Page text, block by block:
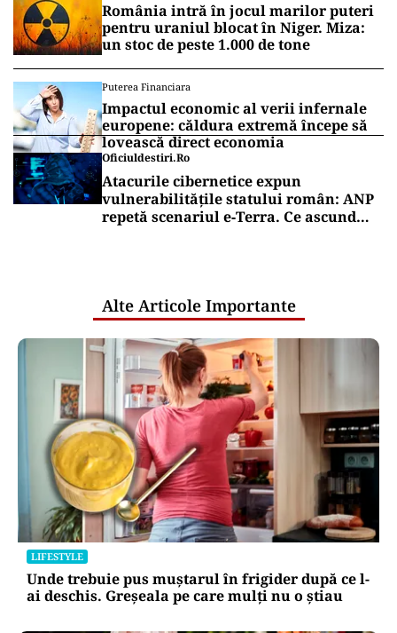
România intră în jocul marilor puteri
pentru uraniul blocat în Niger. Miza:
un stoc de peste 1.000 de tone
Puterea Financiara
Impactul economic al verii infernale
europene: căldura extremă începe să
lovească direct economia
Oficiuldestiri.ro
Atacurile cibernetice expun
vulnerabilitățile statului român: ANP
repetă scenariul e‑Terra. Ce ascund
Alte Articole Importante
LIFESTYLE
Unde trebuie pus muștarul în frigider după ce l-
ai deschis. Greșeala pe care mulți nu o știau